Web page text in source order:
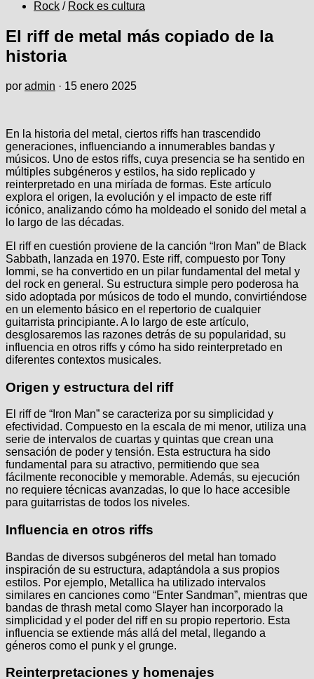
Rock / Rock es cultura
El riff de metal más copiado de la
historia
por admin · 15 enero 2025
En la historia del metal, ciertos riffs han trascendido
generaciones, influenciando a innumerables bandas y
músicos. Uno de estos riffs, cuya presencia se ha sentido en
múltiples subgéneros y estilos, ha sido replicado y
reinterpretado en una miríada de formas. Este artículo
explora el origen, la evolución y el impacto de este riff
icónico, analizando cómo ha moldeado el sonido del metal a
lo largo de las décadas.
El riff en cuestión proviene de la canción “Iron Man” de Black
Sabbath, lanzada en 1970. Este riff, compuesto por Tony
Iommi, se ha convertido en un pilar fundamental del metal y
del rock en general. Su estructura simple pero poderosa ha
sido adoptada por músicos de todo el mundo, convirtiéndose
en un elemento básico en el repertorio de cualquier
guitarrista principiante. A lo largo de este artículo,
desglosaremos las razones detrás de su popularidad, su
influencia en otros riffs y cómo ha sido reinterpretado en
diferentes contextos musicales.
Origen y estructura del riff
El riff de “Iron Man” se caracteriza por su simplicidad y
efectividad. Compuesto en la escala de mi menor, utiliza una
serie de intervalos de cuartas y quintas que crean una
sensación de poder y tensión. Esta estructura ha sido
fundamental para su atractivo, permitiendo que sea
fácilmente reconocible y memorable. Además, su ejecución
no requiere técnicas avanzadas, lo que lo hace accesible
para guitarristas de todos los niveles.
Influencia en otros riffs
Bandas de diversos subgéneros del metal han tomado
inspiración de su estructura, adaptándola a sus propios
estilos. Por ejemplo, Metallica ha utilizado intervalos
similares en canciones como “Enter Sandman”, mientras que
bandas de thrash metal como Slayer han incorporado la
simplicidad y el poder del riff en su propio repertorio. Esta
influencia se extiende más allá del metal, llegando a
géneros como el punk y el grunge.
Reinterpretaciones y homenajes